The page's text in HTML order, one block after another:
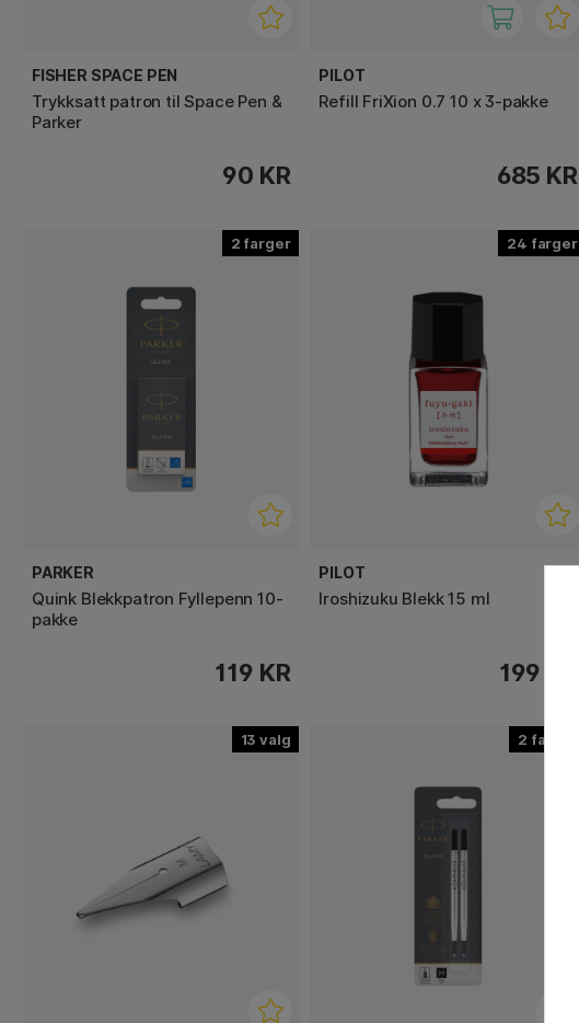
FISHER SPACE PEN
Trykksatt patron til Space Pen &
Parker
90 KR
PILOT
Refill FriXion 0.7 10 x 3-pakke
685 KR
2
PARKER
Quink Blekkpatron Fyllepenn 10-
pakke
119 KR
24
PILOT
Iroshizuku Blekk 15 ml
199 KR
13 2